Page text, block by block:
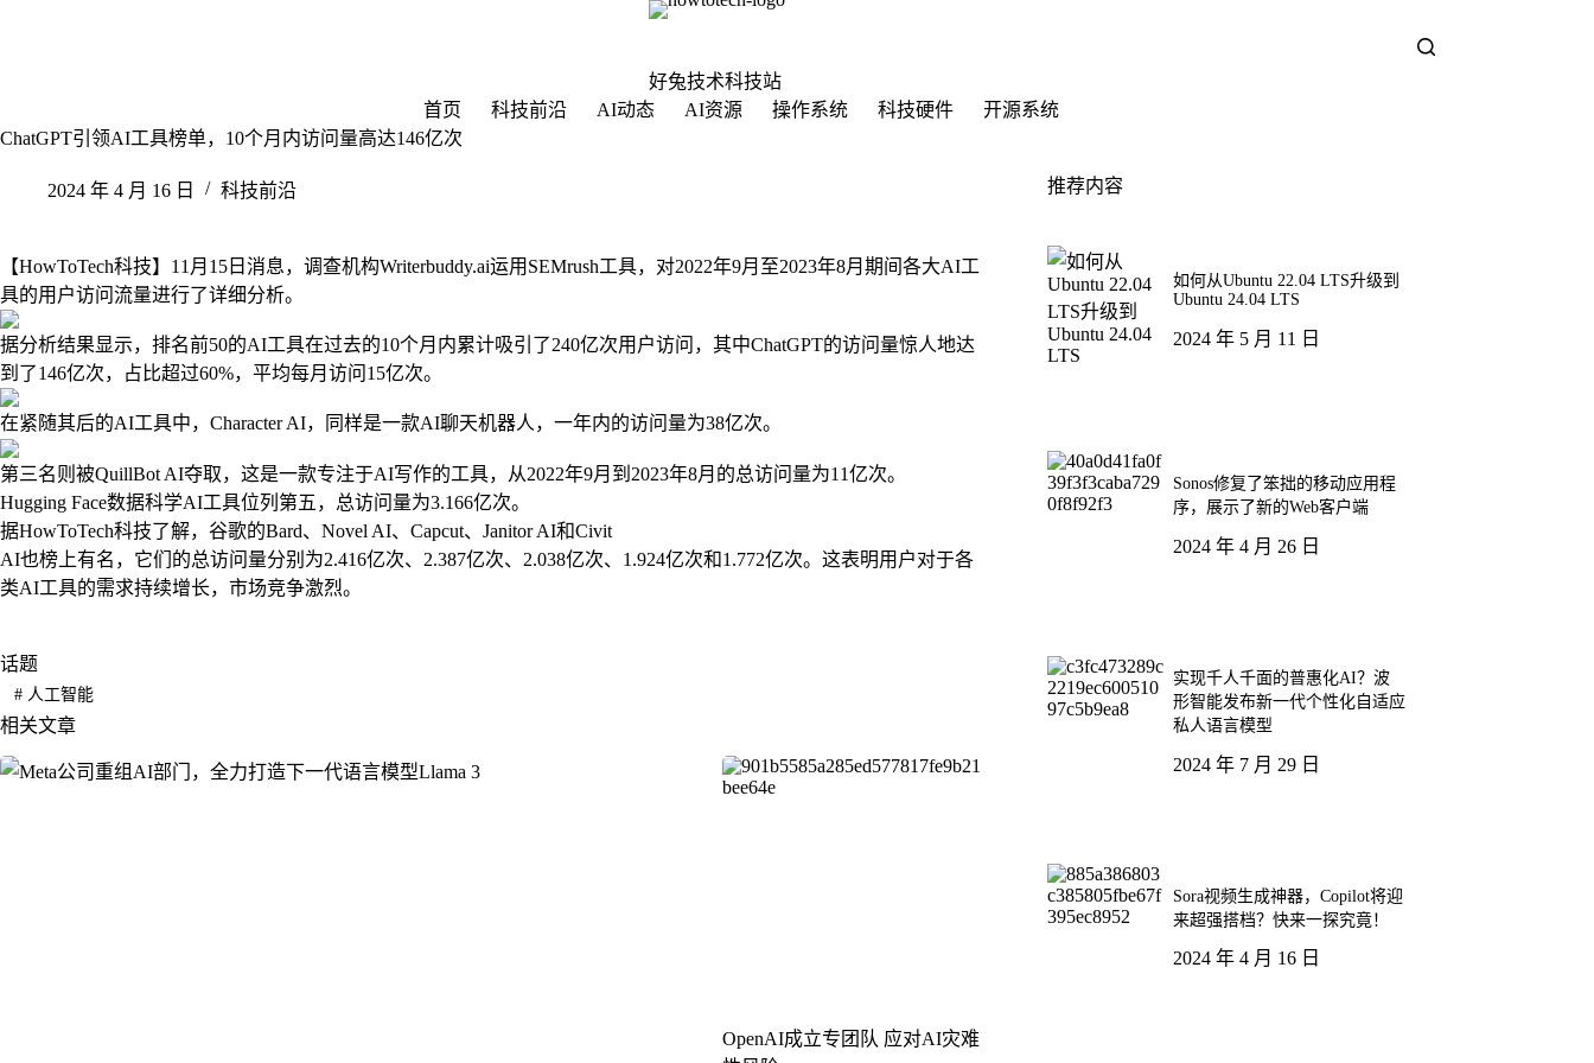
好兔技术科技站
首页
科技前沿 AI动态 AI资源 操作系统 科技硬件
开源系统
ChatGPT引领AI工具榜单，10个月内访问量高达146亿次
2024 年 4 月 16 日 科技前沿
【HowToTech科技】11月15日消息，调查机构Writerbuddy.ai运用SEMrush工具，对2022年9月至2023年8月期间各大AI工
具的用户访问流量进行了详细分析。
据分析结果显示，排名前50的AI工具在过去的10个月内累计吸引了240亿次用户访问，其中ChatGPT的访问量惊人地达
到了146亿次，占比超过60%，平均每月访问15亿次。
在紧随其后的AI工具中，Character AI，同样是一款AI聊天机器人，一年内的访问量为38亿次。
第三名则被QuillBot AI夺取，这是一款专注于AI写作的工具，从2022年9月到2023年8月的总访问量为11亿次。
Hugging Face数据科学AI工具位列第五，总访问量为3.166亿次。
据HowToTech科技了解，谷歌的Bard、Novel AI、Capcut、Janitor AI和Civit
AI也榜上有名，它们的总访问量分别为2.416亿次、2.387亿次、2.038亿次、1.924亿次和1.772亿次。这表明用户对于各
类AI工具的需求持续增长，市场竞争激烈。
话题
#人工智能
相关文章
OpenAI成立专团队 应对AI灾难
推荐内容
如何从Ubuntu 22.04 LTS升级到
Ubuntu 24.04 LTS
2024 年 5 月 11 日
Sonos修复了笨拙的移动应用程
序，展示了新的Web客户端
2024 年 4 月 26 日
实现千人千面的普惠化AI？波
形智能发布新一代个性化自适应
私人语言模型
2024 年 7 月 29 日
Sora视频生成神器，Copilot将迎
来超强搭档？快来一探究竟！
2024 年 4 月 16 日